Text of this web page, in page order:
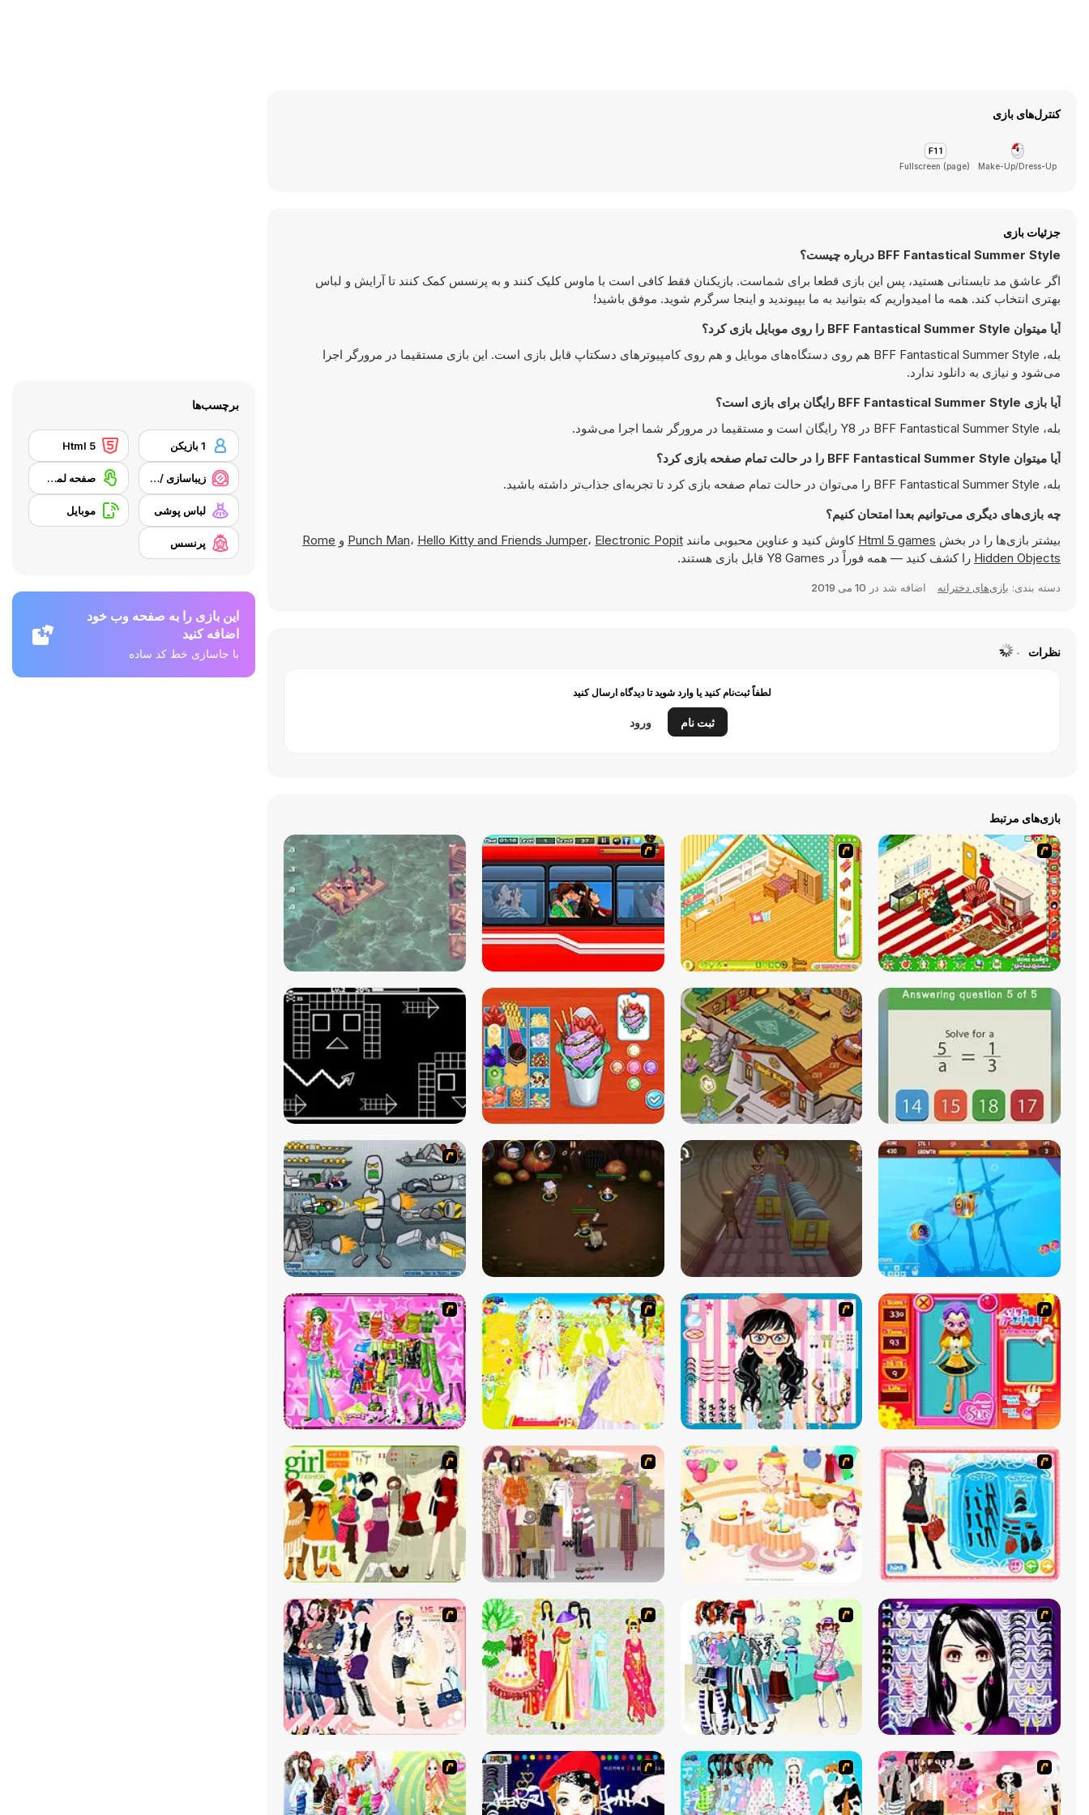
کنترل‌های بازی
Make-Up/Dress-Up
Fullscreen (page)
جزئیات بازی
BFF Fantastical Summer Style درباره چیست؟
اگر عاشق مد تابستانی هستید، پس این بازی قطعا برای شماست. بازیکنان فقط کافی است با ماوس کلیک کنند و به پرنسس کمک کنند تا آرایش و لباس
بهتری انتخاب کند. همه ما امیدواریم که بتوانید به ما بپیوندید و اینجا سرگرم شوید. موفق باشید!
آیا میتوان BFF Fantastical Summer Style را روی موبایل بازی کرد؟
بله، BFF Fantastical Summer Style هم روی دستگاه‌های موبایل و هم روی کامپیوترهای دسکتاپ قابل بازی است. این بازی مستقیما در مرورگر اجرا
می‌شود و نیازی به دانلود ندارد.
آیا بازی BFF Fantastical Summer Style رایگان برای بازی است؟
بله، BFF Fantastical Summer Style در Y8 رایگان است و مستقیما در مرورگر شما اجرا می‌شود.
آیا میتوان BFF Fantastical Summer Style را در حالت تمام صفحه بازی کرد؟
بله، BFF Fantastical Summer Style را می‌توان در حالت تمام صفحه بازی کرد تا تجربه‌ای جذاب‌تر داشته باشید.
چه بازی‌های دیگری می‌توانیم بعدا امتحان کنیم؟
بیشتر بازی‌ها را در بخش Html 5 games کاوش کنید و عناوین محبوبی مانند Punch Man، Hello Kitty and Friends Jumper، Electronic Popit و Rome
Hidden Objects را کشف کنید — همه فوراً در Y8 Games قابل بازی هستند.
دسته بندی: بازی‌های دخترانه اضافه شد در 10 می 2019
نظرات
لطفاً ثبت‌نام کنید یا وارد شوید تا دیدگاه ارسال کنید
ثبت نام ورود
بازی‌های مرتبط
برچسب‌ها
1 بازیکن Html 5
زیباسازی / آرایش صفحه لمسی
لباس پوشی موبایل
پرنسس
این بازی را به صفحه وب خود
اضافه کنید
با جاسازی خط کد ساده